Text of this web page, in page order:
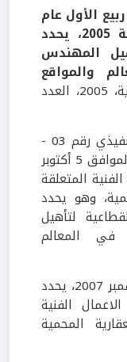
قرار وزاري مشترك مؤرخ في 04 ربيع الأول عام
1426 الموافق لـ 13 أبريل سنة 2005، يحدد
المهندس
والمواقع
(الجريدة الرسمية، 2005، العدد
تطبيقا للمادة 13 من المرسوم التنفيذي رقم 03 -
322 مؤرخ في 9 شعبان عام 1424 الموافق 5 أكتوبر
الفنية المتعلقة
وهو يحدد
لتأهيل
في المعالم
قرار وزاري مشترك مؤرخ في 05 نوفمبر 2007، يحدد
الفنية
المحمية